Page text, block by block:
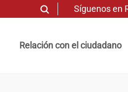
Síguenos en
Relación con el ciudadano